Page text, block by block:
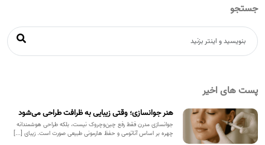
جستجو
پست های اخیر
هنر جوانسازی؛ وقتی زیبایی به ظرافت طراحی می‌شود
جوانسازی مدرن فقط رفع چین‌وچروک نیست، بلکه طراحی هوشمندانه
چهره بر اساس آناتومی و حفظ هارمونی طبیعی صورت است. زیبای [...]